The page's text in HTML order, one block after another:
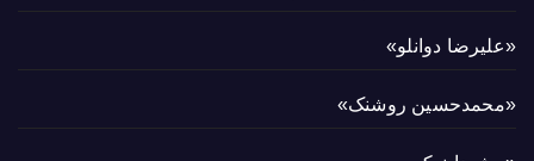
«علیرضا دوانلو»
«محمدحسین روشنک»